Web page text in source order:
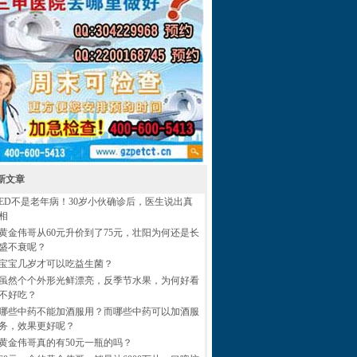
文章
不是老年病！30岁小伙确诊后，医生说出真
金伟哥从60元升价到了75元，壮阳为何还是长
不衰呢？
宝几岁才可以吃益生菌？
然个个外形光鲜漂亮，反季节水果，为何好看
好吃？
些中药不能加酒服用？而哪些中药可以加酒服
，效果更好呢？
金伟哥真的有50元一瓶的吗？